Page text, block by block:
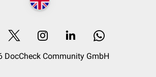
DocCheck Community GmbH